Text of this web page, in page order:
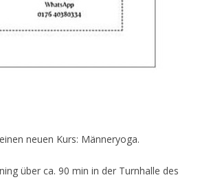
neuen Kurs: Männeryoga.
über ca. 90 min in der Turnhalle des